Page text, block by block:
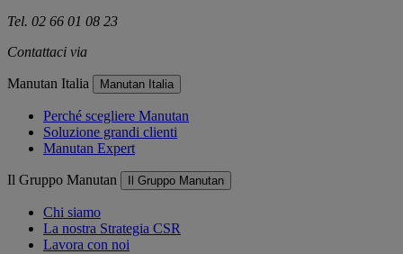
Tel. 02 66 01 08 23
Contattaci via
Manutan Italia Manutan Italia
Perché scegliere Manutan
Soluzione grandi clienti
Manutan Expert
Il Gruppo Manutan Il Gruppo Manutan
Chi siamo
La nostra Strategia CSR
Lavora con noi